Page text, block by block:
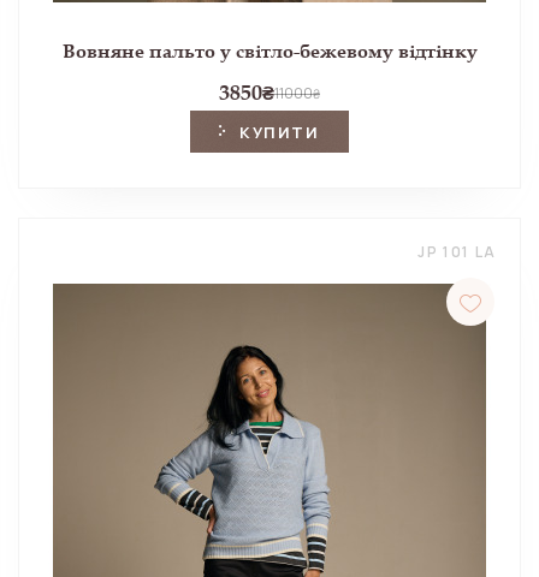
Вовняне пальто у світло-бежевому відтінку
3850₴11000₴
КУПИТИ
JP 101 LA